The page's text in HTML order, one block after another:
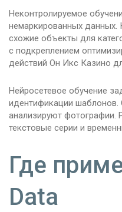
Неконтролируемое
немаркированных данных.
схожие объекты для
с подкреплением
действий Он Икс Казино
Нейросетевое обучение
идентификации шаблонов.
анализируют фотографии.
текстовые серии и
Где
Data